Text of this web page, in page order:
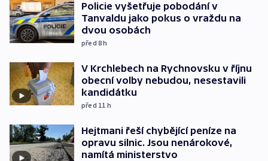
Policie vyšetřuje pobodání v
Tanvaldu jako pokus o vraždu na
dvou osobách
před 8h
V Krchlebech na Rychnovsku v říjnu
obecní volby nebudou, nesestavili
kandidátku
před 11 h
Hejtmani řeší chybějící peníze na
opravu silnic. Jsou nenárokové,
namítá ministerstvo